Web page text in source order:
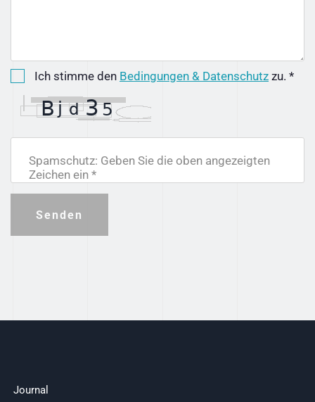
Ich stimme den Bedingungen & Datenschutz zu. *
Spamschutz: Geben Sie die oben angezeigten
Zeichen ein *
Senden
Journal